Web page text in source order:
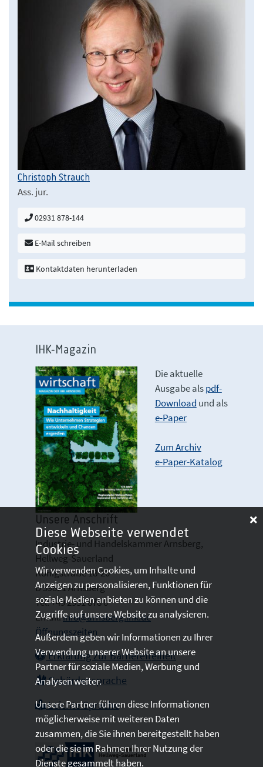
Christoph Strauch
Ass. jur.
02931 878-144
E-Mail schreiben
Kontaktdaten herunterladen
IHK-Magazin
Die aktuelle
Ausgabe alspdf-
Download und als
e-Paper
Zum Archiv
e-Paper-Katalog
Unsere Anschrift
Industrie- und Handelskammer Arnsberg,
Hellweg-Sauerland
Königstraße 18-20
D 59821 Arnsberg
Tel: +49 2931 878 0
Email:info@arnsberg.ihk.de
Öffnungszeiten
Erklärung zur Barrierefreiheit
Gebärdensprache
Leichte Sprache
Diese Webseite verwendet
Cookies
Wir verwenden Cookies, um Inhalte und
Anzeigen zu personalisieren, Funktionen für
soziale Medien anbieten zu können und die
Zugriffe auf unsere Website zu analysieren.
Außerdem geben wir Informationen zu Ihrer
Verwendung unserer Website an unsere
Partner für soziale Medien, Werbung und
Analysen weiter.
Unsere Partner führen diese Informationen
möglicherweise mit weiteren Daten
zusammen, die Sie ihnen bereitgestellt haben
oder die sie im Rahmen Ihrer Nutzung der
Dienste gesammelt haben.